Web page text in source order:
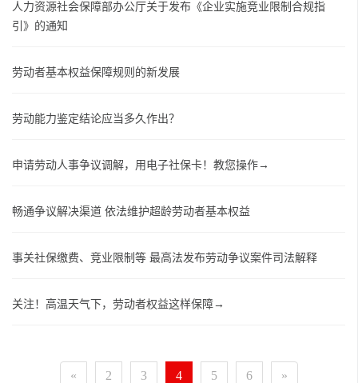
人力资源社会保障部办公厅关于发布《企业实施竞业限制合规指
引》的通知
劳动者基本权益保障规则的新发展
劳动能力鉴定结论应当多久作出？
申请劳动人事争议调解，用电子社保卡！教您操作→
畅通争议解决渠道 依法维护超龄劳动者基本权益
事关社保缴费、竞业限制等 最高法发布劳动争议案件司法解释
关注！高温天气下，劳动者权益这样保障→
« 2 3 4 5 6 »